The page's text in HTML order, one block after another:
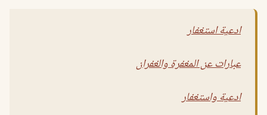
ادعية استغفار
عبارات عن المغفرة والغفران
ادعية واستغفار